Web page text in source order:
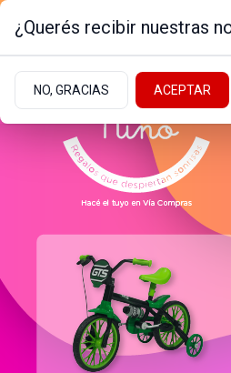
Noticias de la
¿Querés recibir nuestras
NO, GRACIAS ACEPTAR